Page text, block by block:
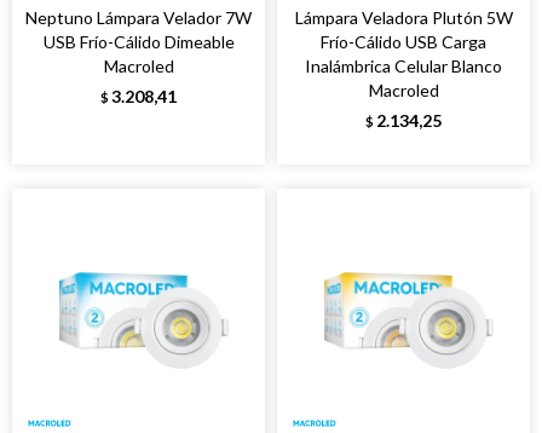
Neptuno Lámpara Velador 7W
USB Frío-Cálido Dimeable
Macroled
$ 3.208,41
Lámpara Veladora Plutón 5W
Frío-Cálido USB Carga
Inalámbrica Celular Blanco
Macroled
$ 2.134,25